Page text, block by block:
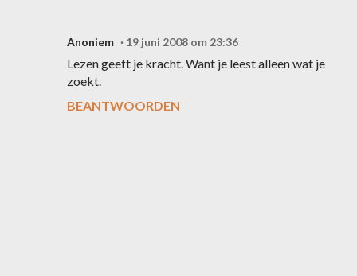
Anoniem 19 juni 2008 om 23:36
Lezen geeft je kracht. Want je leest alleen wat je
zoekt.
BEANTWOORDEN